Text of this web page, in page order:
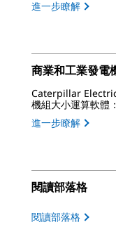
進一步瞭解
商業和工業發電
Caterpillar
機組大小運算軟體
進一步瞭解
閱讀部落格
閱讀部落格